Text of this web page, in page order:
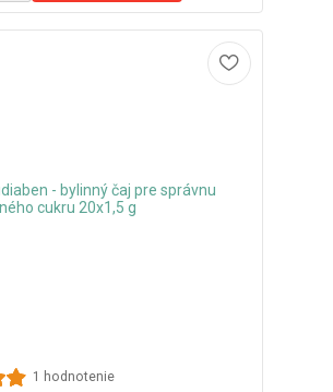
1 hodnotenie